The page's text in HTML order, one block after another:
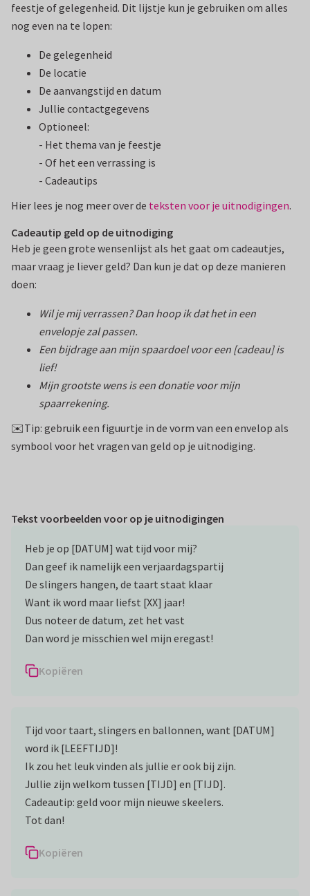
feestje of gelegenheid. Dit lijstje kun je gebruiken om alles
nog even na te lopen:
De gelegenheid
De locatie
De aanvangstijd en datum
Jullie contactgegevens
Optioneel:
- Het thema van je feestje
- Of het een verrassing is
- Cadeautips
Hier lees je nog meer over de teksten voor je uitnodigingen.
Cadeautip geld op de uitnodiging
Heb je geen grote wensenlijst als het gaat om cadeautjes,
maar vraag je liever geld? Dan kun je dat op deze manieren
doen:
Wil je mij verrassen? Dan hoop ik dat het in een
envelopje zal passen.
Een bijdrage aan mijn spaardoel voor een [cadeau] is
lief!
Mijn grootste wens is een donatie voor mijn
spaarrekening.
✉️Tip: gebruik een figuurtje in de vorm van een envelop als
symbool voor het vragen van geld op je uitnodiging.
Tekst voorbeelden voor op je uitnodigingen
Heb je op [DATUM] wat tijd voor mij?
Dan geef ik namelijk een verjaardagspartij
De slingers hangen, de taart staat klaar
Want ik word maar liefst [XX] jaar!
Dus noteer de datum, zet het vast
Dan word je misschien wel mijn eregast!
Kopiëren
Tijd voor taart, slingers en ballonnen, want [DATUM]
word ik [LEEFTIJD]!
Ik zou het leuk vinden als jullie er ook bij zijn.
Jullie zijn welkom tussen [TIJD] en [TIJD].
Cadeautip: geld voor mijn nieuwe skeelers.
Tot dan!
Kopiëren